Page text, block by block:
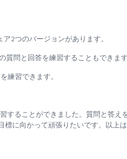
2つのバージョンがあります。
問と回答を練習することもできます
練習できます。
することができました。質問と答え
に向かって頑張りたいです。以上